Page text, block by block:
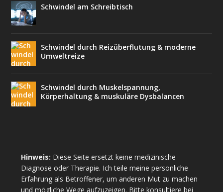
Schwindel am Schreibtisch
Schwindel durch Reizüberflutung & moderne
Umweltreize
Schwindel durch Muskelspannung,
Körperhaltung & muskuläre Dysbalancen
Hinweis: Diese Seite ersetzt keine medizinische
Diagnose oder Therapie. Ich teile meine persönliche
Erfahrung als Betroffener, um anderen Mut zu machen
und mögliche Wege aufzuzeigen. Bitte konsultiere bei